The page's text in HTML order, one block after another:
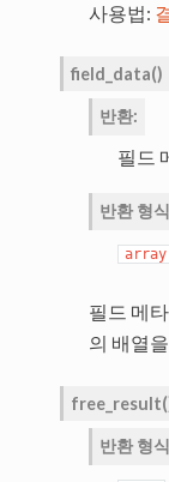
사용법:
field_data()
반환:
필드
반환 형식
array
필드 메
의 배열
free_result(
반환 형식